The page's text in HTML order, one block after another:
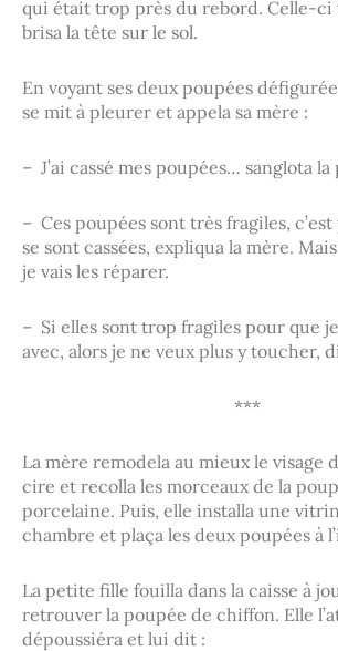
qui était trop près du rebord. Celle-ci
brisa la tête sur le sol.
En voyant ses deux poupées
se mit à pleurer et appela sa mère :
– J’ai cassé mes poupées… sanglota
– Ces poupées sont très fragiles,
se sont cassées, expliqua la mère.
je vais les réparer.
– Si elles sont trop fragiles pour que
avec, alors je ne veux plus y toucher,
***
La mère remodela au mieux le visage
cire et recolla les morceaux de la
porcelaine. Puis, elle installa une
chambre et plaça les deux poupées à
La petite fille fouilla dans la caisse à
retrouver la poupée de chiffon. Elle
dépoussiéra et lui dit :